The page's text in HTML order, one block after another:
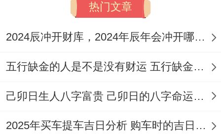
择2026年9月14日 | 八月初四（星期一）| 明
堂（黄道吉日）| 祭祀、治病、破屋。
择2026年9月17日、| 八月初七（星期
发，进人口、作灶。
择2026年9月18日、| 八月初八（星期
热门文章
2024辰冲开财库，2024年辰年会冲开哪些人的财库
五行缺金的人是不是没有财运 五行缺金的人命运好不好
己卯日生人八字富贵 己卯日的八字命运如何
2025年买车提车吉日分析 购车时的吉日与禁忌